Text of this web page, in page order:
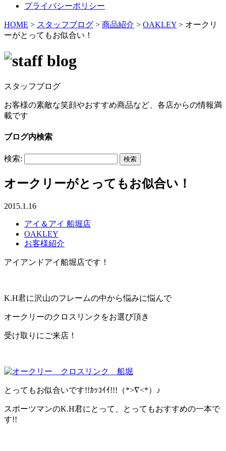
プライバシーポリシー
HOME > スタッフブログ > 商品紹介 > OAKLEY > オークリ
ーがとってもお似合い！
スタッフブログ
お客様の素敵な笑顔やおすすめ商品など、各店からの情報満
載です
ブログ内検索
検索:
オークリーがとってもお似合い！
2015.1.16
アイ＆アイ 船堀店
OAKLEY
お客様紹介
アイアンドアイ船堀店です！
K.H君に沢山のフレームの中から悩みに悩んで
オークリーのクロスリンクをお選び頂き
受け取りにご来店！
とってもお似合いです!!ｶｯｺｲｲ!!!（*>∇<*）♪
スポーツマンのK.H君にとって、とってもおすすめの一本で
す!!